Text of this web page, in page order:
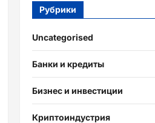
Рубрики
Uncategorised
Банки и кредиты
Бизнес и инвестиции
Криптоиндустрия